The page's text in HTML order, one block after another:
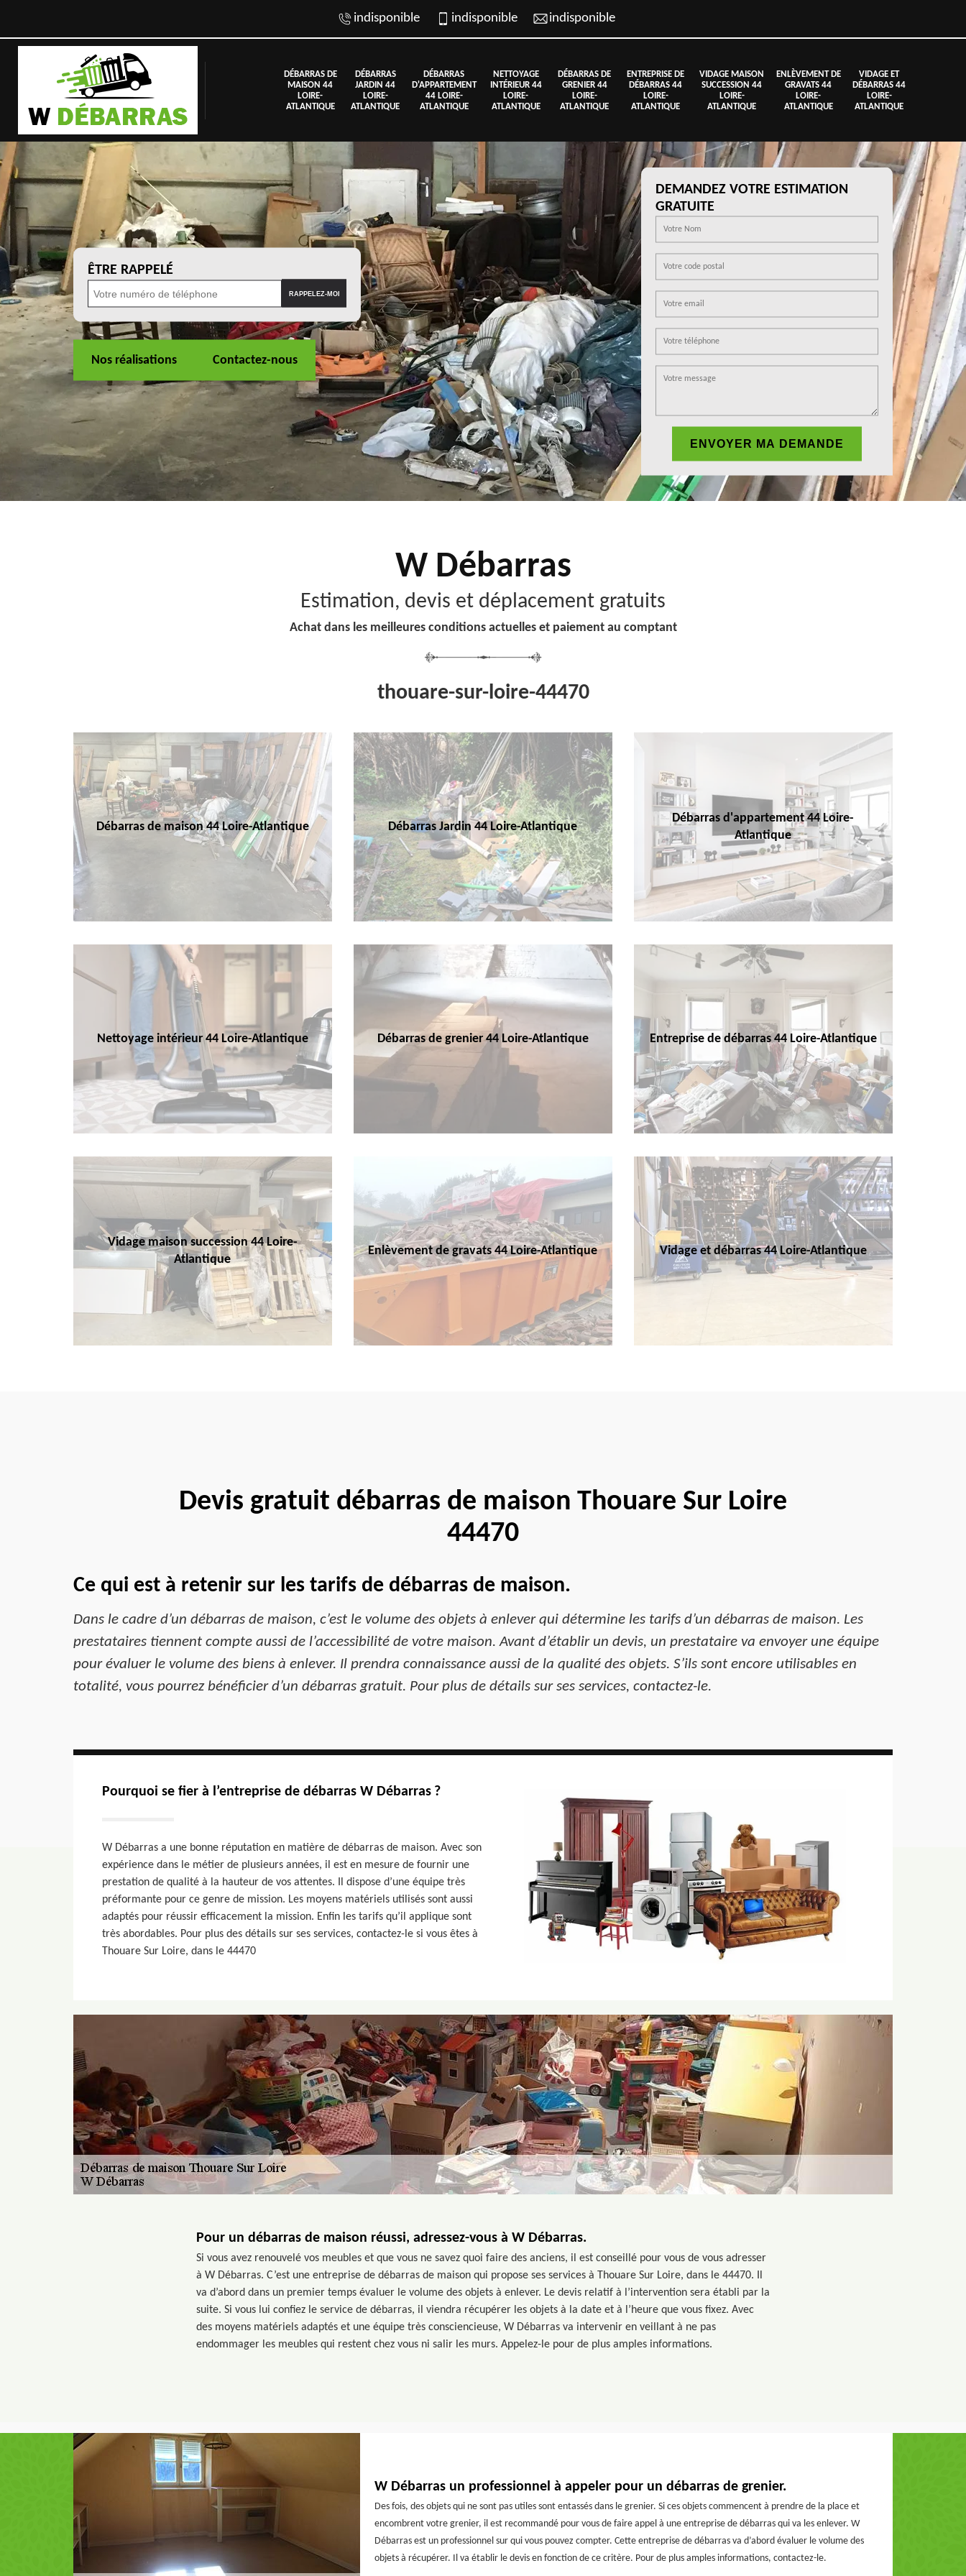
indisponible indisponible indisponible
DÉBARRAS DE
MAISON 44
LOIRE-
ATLANTIQUE
DÉBARRAS
JARDIN 44
LOIRE-
ATLANTIQUE
DÉBARRAS
D'APPARTEMENT
44 LOIRE-
ATLANTIQUE
NETTOYAGE
INTÉRIEUR 44
LOIRE-
ATLANTIQUE
DÉBARRAS DE
GRENIER 44
LOIRE-
ATLANTIQUE
ENTREPRISE DE
DÉBARRAS 44
LOIRE-
ATLANTIQUE
VIDAGE MAISON
SUCCESSION 44
LOIRE-
ATLANTIQUE
ENLÈVEMENT DE
GRAVATS 44
LOIRE-
ATLANTIQUE
VIDAGE ET
DÉBARRAS 44
LOIRE-
ATLANTIQUE
ÊTRE RAPPELÉ
Nos réalisations Contactez-nous
DEMANDEZ VOTRE ESTIMATION
GRATUITE
W Débarras
Estimation, devis et déplacement gratuits
Achat dans les meilleures conditions actuelles et paiement au comptant
thouare-sur-loire-44470
Débarras de maison 44 Loire-Atlantique Débarras Jardin 44 Loire-Atlantique
Débarras d'appartement 44 Loire-
Atlantique
Nettoyage intérieur 44 Loire-Atlantique Débarras de grenier 44 Loire-Atlantique Entreprise de débarras 44 Loire-Atlantique
Vidage maison succession 44 Loire-
Atlantique
Enlèvement de gravats 44 Loire-Atlantique Vidage et débarras 44 Loire-Atlantique
Devis gratuit débarras de maison Thouare Sur Loire
44470
Ce qui est à retenir sur les tarifs de débarras de maison.
Dans le cadre d’un débarras de maison, c’est le volume des objets à enlever qui détermine les tarifs d’un débarras de maison. Les
prestataires tiennent compte aussi de l’accessibilité de votre maison. Avant d’établir un devis, un prestataire va envoyer une équipe
pour évaluer le volume des biens à enlever. Il prendra connaissance aussi de la qualité des objets. S’ils sont encore utilisables en
totalité, vous pourrez bénéficier d’un débarras gratuit. Pour plus de détails sur ses services, contactez-le.
Pourquoi se fier à l’entreprise de débarras W Débarras ?
W Débarras a une bonne réputation en matière de débarras de maison. Avec son
expérience dans le métier de plusieurs années, il est en mesure de fournir une
prestation de qualité à la hauteur de vos attentes. Il dispose d’une équipe très
préformante pour ce genre de mission. Les moyens matériels utilisés sont aussi
adaptés pour réussir efficacement la mission. Enfin les tarifs qu’il applique sont
très abordables. Pour plus des détails sur ses services, contactez-le si vous êtes à
Thouare Sur Loire, dans le 44470
Pour un débarras de maison réussi, adressez-vous à W Débarras.
Si vous avez renouvelé vos meubles et que vous ne savez quoi faire des anciens, il est conseillé pour vous de vous adresser
à W Débarras. C’est une entreprise de débarras de maison qui propose ses services à Thouare Sur Loire, dans le 44470. Il
va d’abord dans un premier temps évaluer le volume des objets à enlever. Le devis relatif à l’intervention sera établi par la
suite. Si vous lui confiez le service de débarras, il viendra récupérer les objets à la date et à l’heure que vous fixez. Avec
des moyens matériels adaptés et une équipe très consciencieuse, W Débarras va intervenir en veillant à ne pas
endommager les meubles qui restent chez vous ni salir les murs. Appelez-le pour de plus amples informations.
W Débarras un professionnel à appeler pour un débarras de grenier.
Des fois, des objets qui ne sont pas utiles sont entassés dans le grenier. Si ces objets commencent à prendre de la place et
encombrent votre grenier, il est recommandé pour vous de faire appel à une entreprise de débarras qui va les enlever. W
Débarras est un professionnel sur qui vous pouvez compter. Cette entreprise de débarras va d’abord évaluer le volume des
objets à récupérer. Il va établir le devis en fonction de ce critère. Pour de plus amples informations, contactez-le.